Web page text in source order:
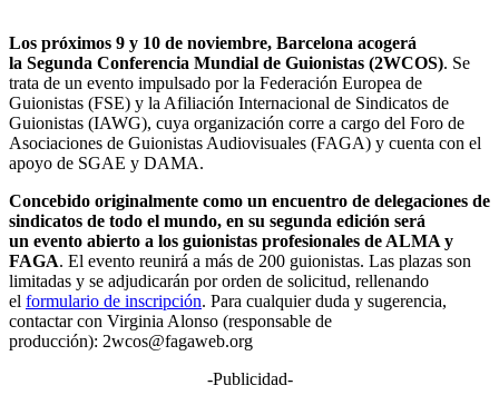
Los próximos 9 y 10 de noviembre, Barcelona acogerá
la Segunda Conferencia Mundial de Guionistas (2WCOS). Se
trata de un evento impulsado por la Federación Europea de
Guionistas (FSE) y la Afiliación Internacional de Sindicatos de
Guionistas (IAWG), cuya organización corre a cargo del Foro de
Asociaciones de Guionistas Audiovisuales (FAGA) y cuenta con el
apoyo de SGAE y DAMA.
Concebido originalmente como un encuentro de delegaciones de
sindicatos de todo el mundo, en su segunda edición será
un evento abierto a los guionistas profesionales de ALMA y
FAGA. El evento reunirá a más de 200 guionistas. Las plazas son
limitadas y se adjudicarán por orden de solicitud, rellenando
el formulario de inscripción. Para cualquier duda y sugerencia,
contactar con Virginia Alonso (responsable de
producción): 2wcos@fagaweb.org
-Publicidad-